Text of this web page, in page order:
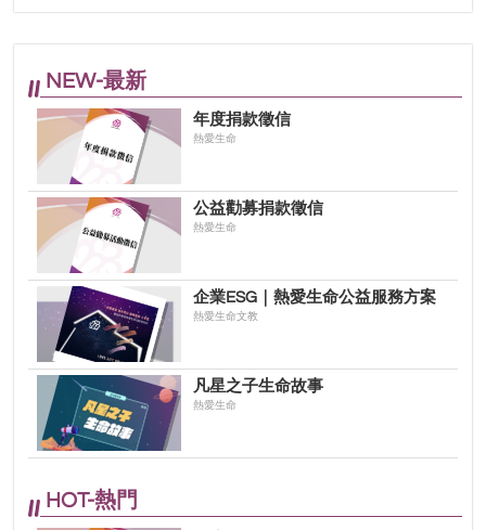
NEW-最新
年度捐款徵信
熱愛生命
公益勸募捐款徵信
熱愛生命
企業ESG｜熱愛生命公益服務方案
熱愛生命文教
凡星之子生命故事
熱愛生命
HOT-熱門